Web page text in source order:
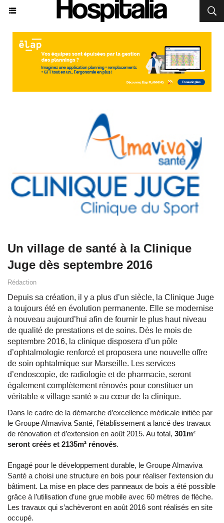
Un village de santé à la Clinique
Juge dès septembre 2016
Rédaction
Depuis sa création, il y a plus d’un siècle, la Clinique Juge
a toujours été en évolution permanente. Elle se modernise
à nouveau aujourd’hui afin de fournir le plus haut niveau
de qualité de prestations et de soins. Dès le mois de
septembre 2016, la clinique disposera d’un pôle
d’ophtalmologie renforcé et proposera une nouvelle offre
de soin ophtalmique sur Marseille. Les services
d’endoscopie, de radiologie et de pharmacie, seront
également complètement rénovés pour constituer un
véritable « village santé » au cœur de la clinique.
Dans le cadre de la démarche d’excellence médicale initiée par
le Groupe Almaviva Santé, l’établissement a lancé des travaux
de rénovation et d’extension en août 2015. Au total, 301m²
seront créés et 2135m² rénovés.
Engagé pour le développement durable, le Groupe Almaviva
Santé a choisi une structure en bois pour réaliser l’extension du
bâtiment. La mise en place des panneaux de bois a été possible
grâce à l’utilisation d’une grue mobile avec 60 mètres de flèche.
Les travaux qui s’achèveront en août 2016 sont réalisés en site
occupé.